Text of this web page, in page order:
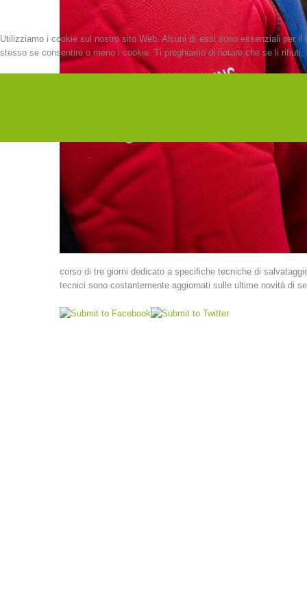
corso di tre giorni dedicato a specifiche tecniche di
tecnici sono costantemente aggiornati sulle ultime novità di
Utilizziamo i cookie sul nostro sito Web. Alcuni di essi sono essenziali per
stesso se consentire o meno i cookie. Ti preghiamo di notare che se li